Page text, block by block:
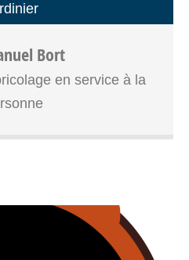
crédit d’impôts de 50%
Bort
en service à la